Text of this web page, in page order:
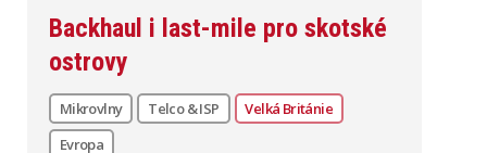
Backhaul i last-mile pro skotské
ostrovy
Mikrovlny Telco & ISP
Velká Británie
Evropa